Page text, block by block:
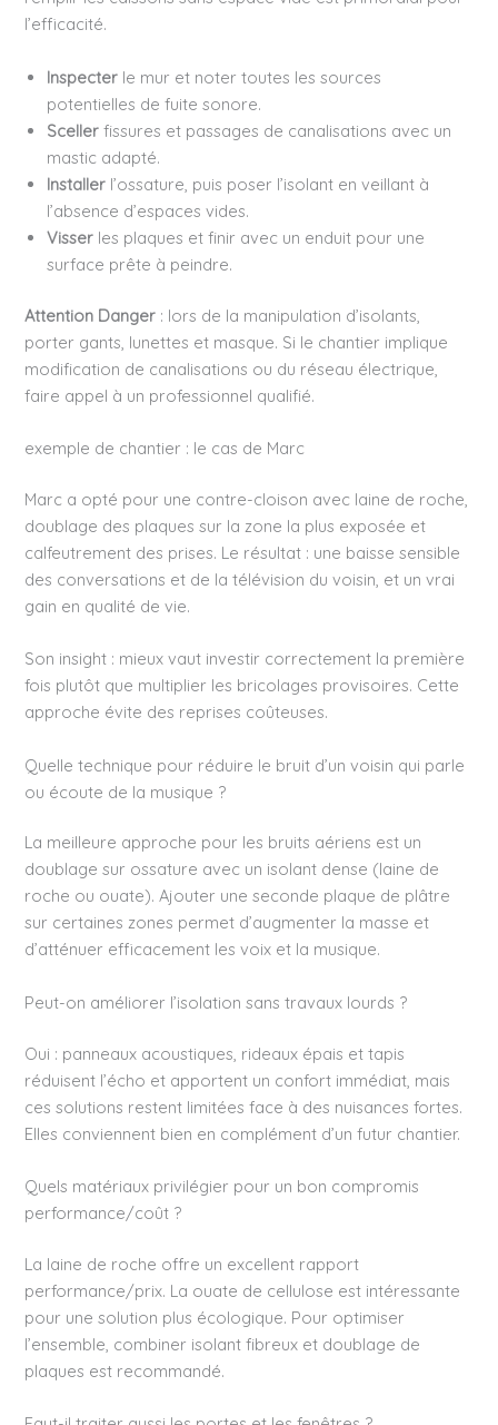
l’efficacité.
Inspecter le mur et noter toutes les sources
potentielles de fuite sonore.
Sceller fissures et passages de canalisations avec un
mastic adapté.
Installer l’ossature, puis poser l’isolant en veillant à
l’absence d’espaces vides.
Visser les plaques et finir avec un enduit pour une
surface prête à peindre.
Attention Danger : lors de la manipulation d’isolants,
porter gants, lunettes et masque. Si le chantier implique
modification de canalisations ou du réseau électrique,
faire appel à un professionnel qualifié.
exemple de chantier : le cas de Marc
Marc a opté pour une contre-cloison avec laine de roche,
doublage des plaques sur la zone la plus exposée et
calfeutrement des prises. Le résultat : une baisse sensible
des conversations et de la télévision du voisin, et un vrai
gain en qualité de vie.
Son insight : mieux vaut investir correctement la première
fois plutôt que multiplier les bricolages provisoires. Cette
approche évite des reprises coûteuses.
Quelle technique pour réduire le bruit d’un voisin qui parle
ou écoute de la musique ?
La meilleure approche pour les bruits aériens est un
doublage sur ossature avec un isolant dense (laine de
roche ou ouate). Ajouter une seconde plaque de plâtre
sur certaines zones permet d’augmenter la masse et
d’atténuer efficacement les voix et la musique.
Peut-on améliorer l’isolation sans travaux lourds ?
Oui : panneaux acoustiques, rideaux épais et tapis
réduisent l’écho et apportent un confort immédiat, mais
ces solutions restent limitées face à des nuisances fortes.
Elles conviennent bien en complément d’un futur chantier.
Quels matériaux privilégier pour un bon compromis
performance/coût ?
La laine de roche offre un excellent rapport
performance/prix. La ouate de cellulose est intéressante
pour une solution plus écologique. Pour optimiser
l’ensemble, combiner isolant fibreux et doublage de
plaques est recommandé.